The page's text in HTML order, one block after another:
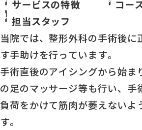
サービスの特徴
コー
担当スタッフ
当院では、整形外科の手術後に
す手助けを行っています。
手術直後のアイシングから始ま
の足のマッサージ等も行い、手
負荷をかけて筋肉が萎えないよ
す。